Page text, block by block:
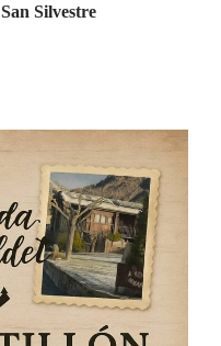
San Silvestre